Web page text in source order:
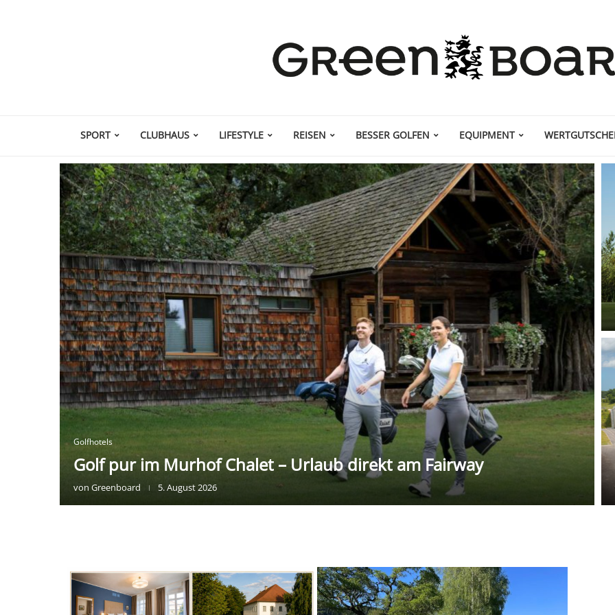
SPORT CLUBHAUS LIFESTYLE REISEN BESSER GOLFEN EQUIPMENT
Golfhotels
Golf pur im Murhof Chalet – Urlaub direkt am Fairway
von Greenboard 5. August 2026